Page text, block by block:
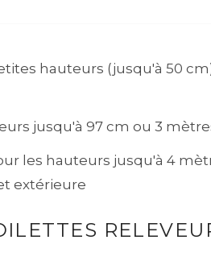
hauteurs (jusqu'à 50
jusqu'à 97 cm ou 3
les hauteurs jusqu'à 4
extérieure